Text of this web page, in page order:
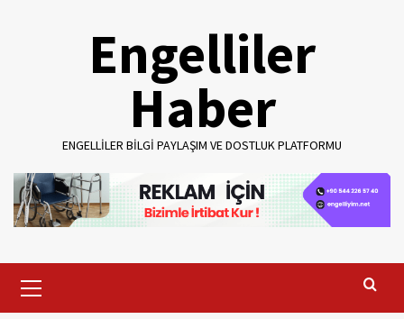
Engelliler
Haber
ENGELLILER BILGI PAYLAŞIM VE DOSTLUK PLATFORMU
Menu